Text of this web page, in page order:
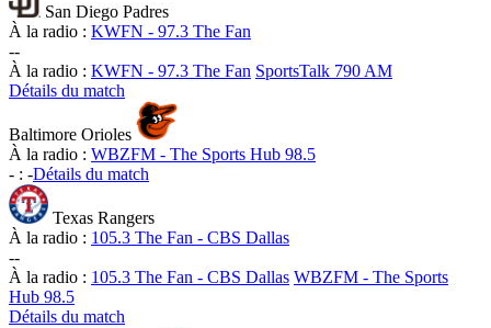
San Diego Padres
À la radio : KWFN - 97.3 The Fan
--
À la radio : KWFN - 97.3 The Fan SportsTalk 790 AM
Détails du match
Baltimore Orioles
À la radio : WBZFM - The Sports Hub 98.5
- : -Détails du match
Texas Rangers
À la radio : 105.3 The Fan - CBS Dallas
--
À la radio : 105.3 The Fan - CBS Dallas WBZFM - The Sports
Hub 98.5
Détails du match